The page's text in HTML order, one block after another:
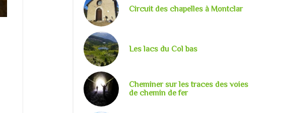
Sans titre
Circuit des chapelles à Montclar
Les lacs du Col bas
Cheminer sur les traces des voies
de chemin de fer